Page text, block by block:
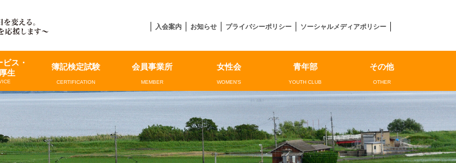
入会案内 お知らせ プライバシーポリシー ソーシャルメディアポリシー
ス・
生
簿記検定試験
CERTIFICATION
会員事業所
MEMBER
女性会
WOMEN'S
青年部
YOUTH CLUB
その他
OTHER